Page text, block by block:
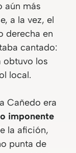
aún más
a la vez, el
derecha en
cantado:
obtuvo los
local.
Cañedo era
imponente
la afición,
punta de